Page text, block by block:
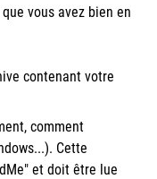
vous avez bien en
contenant votre
comment
Cette
et doit être lue